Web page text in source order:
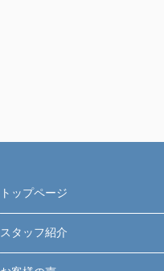
トップページ
スタッフ紹介